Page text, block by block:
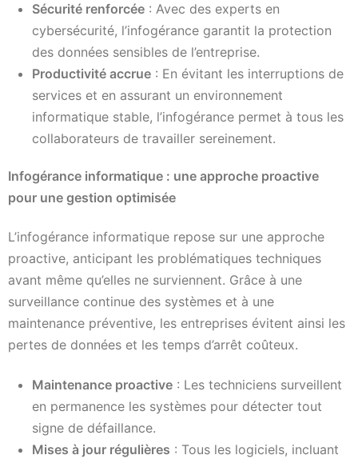
Sécurité renforcée : Avec des experts en
cybersécurité, l’infogérance garantit la protection
des données sensibles de l’entreprise.
Productivité accrue : En évitant les interruptions de
services et en assurant un environnement
informatique stable, l’infogérance permet à tous les
collaborateurs de travailler sereinement.
Infogérance informatique : une approche proactive
pour une gestion optimisée
L’infogérance informatique repose sur une approche
proactive, anticipant les problématiques techniques
avant même qu’elles ne surviennent. Grâce à une
surveillance continue des systèmes et à une
maintenance préventive, les entreprises évitent ainsi les
pertes de données et les temps d’arrêt coûteux.
Maintenance proactive : Les techniciens surveillent
en permanence les systèmes pour détecter tout
signe de défaillance.
Mises à jour régulières : Tous les logiciels, incluant